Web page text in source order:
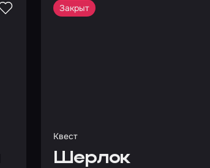
Закрыт
Квест
Шерлок